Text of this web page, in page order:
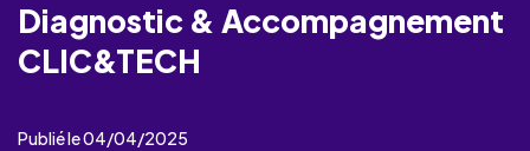
Diagnostic & Accompagnement
CLIC&TECH
Publié le 04/04/2025